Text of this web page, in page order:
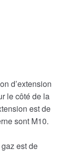
d’extension
le côté de la
est de
sont M10.
est de